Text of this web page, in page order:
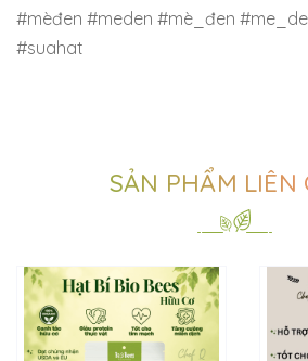
#mèđen #meden #mè_đen
#suahat
SẢN PHẨM LIÊN